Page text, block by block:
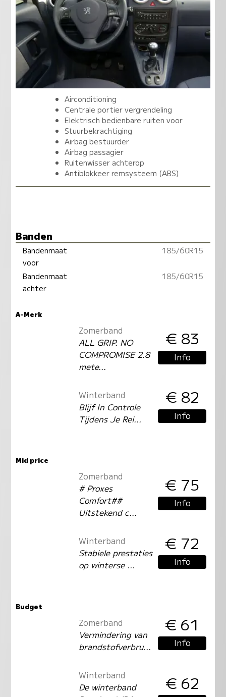
Airconditioning
Centrale portier vergrendeling
Elektrisch bedienbare ruiten voor
Stuurbekrachtiging
Airbag bestuurder
Airbag passagier
Ruitenwisser achterop
Antiblokkeer remsysteem (ABS)
Banden
Bandenmaat
voor
185/60R15
Bandenmaat
achter
185/60R15
A-Merk
Zomerband
ALL GRIP. NO
COMPROMISE 2.8
mete...
€ 83
Info
Winterband
Blijf In Controle
Tijdens Je Rei...
€ 82
Info
Mid price
Zomerband
# Proxes
Comfort##
Uitstekend c...
€ 75
Info
Winterband
Stabiele prestaties
op winterse ...
€ 72
Info
Budget
Zomerband
Vermindering van
brandstofverbru...
€ 61
Info
Winterband
De winterband
€ 62